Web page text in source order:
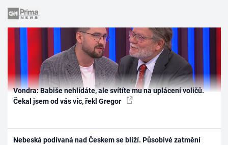
Vondra: Babiše nehlídáte, ale svítíte mu na uplácení voličů.
Čekal jsem od vás víc, řekl Gregor
Nebeská podívaná nad Českem se blíží. Působivé zatmění